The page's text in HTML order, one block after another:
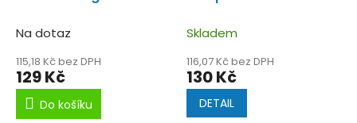
Na dotaz
115,18 Kč bez DPH
129 Kč
Do košíku
Skladem
116,07 Kč bez DPH
130 Kč
DETAIL